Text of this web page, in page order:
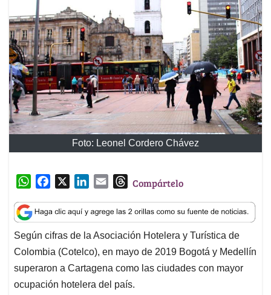
Foto: Leonel Cordero Chávez
W
a
t
s
A
p
p
c
e
b
o
o
k
n
k
e
d
I
n
a
i
l
T
r
e
a
d
s
Compártelo
Según cifras de la Asociación Hotelera y Turística de
Colombia (Cotelco), en mayo de 2019 Bogotá y Medellín
superaron a Cartagena como las ciudades con mayor
ocupación hotelera del país.